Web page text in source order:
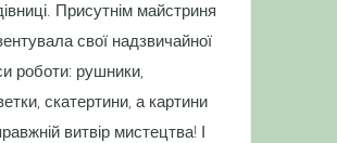
Присутнім майстриня
свої надзвичайної
роботи: рушники,
скатертини, а картини
витвір мистецтва! І